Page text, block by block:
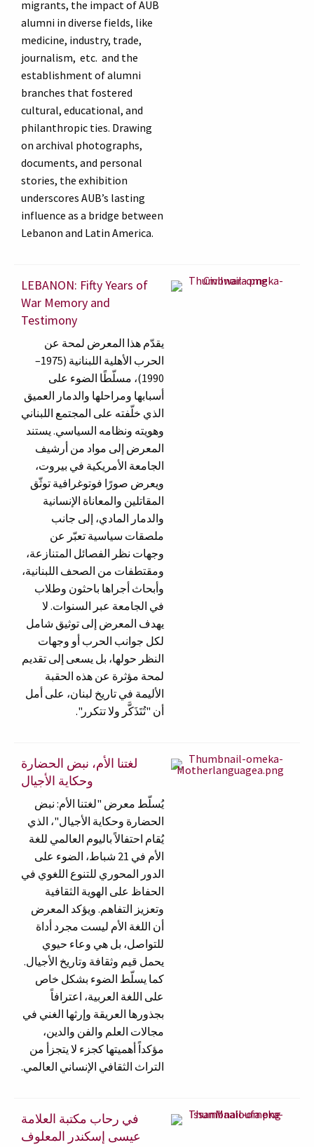
migrants, the impact of AUB
alumni in diverse fields, like
medicine, industry, trade,
journalism, etc. and the
establishment of alumni
branches that fostered
cultural, educational, and
philanthropic ties. Drawing
on archival photographs,
documents, and personal
stories, the exhibition
underscores AUB’s lasting
influence as a bridge between
Lebanon and Latin America.
LEBANON: Fifty Years of
War Memory and
Testimony
يقدّم هذا المعرض لمحة عن
الحرب الأهلية اللبنانية (1975–
1990)، مسلّطًا الضوء على
أسبابها ومراحلها والدمار العميق
الذي خلّفته على المجتمع اللبناني
وهويته ونظامه السياسي. يستند
المعرض إلى مواد من أرشيف
الجامعة الأمريكية في بيروت،
ويعرض صورًا فوتوغرافية توثّق
المقاتلين والمعاناة الإنسانية
والدمار المادي، إلى جانب
ملصقات سياسية تعبّر عن
وجهات نظر الفصائل المتنازعة،
ومقتطفات من الصحف اللبنانية،
وأبحاث أجراها باحثون وطلاب
في الجامعة عبر السنوات. لا
يهدف المعرض إلى توثيق شامل
لكل جوانب الحرب أو وجهات
النظر حولها، بل يسعى إلى تقديم
لمحة مؤثرة عن هذه الحقبة
الأليمة في تاريخ لبنان، على أمل
أن "تُتَذَكَّر ولا تتكرر".
لغتنا الأم، نبض الحضارة
وحكاية الأجيال
يُسلّط معرض "لغتنا الأم: نبض
الحضارة وحكاية الأجيال"، الذي
يُقام احتفالاً باليوم العالمي للغة
الأم في 21 شباط، الضوء على
الدور المحوري للتنوع اللغوي في
الحفاظ على الهوية الثقافية
وتعزيز التفاهم. ويؤكد المعرض
أن اللغة الأم ليست مجرد أداة
للتواصل، بل هي وعاء حيوي
يحمل قيم وثقافة وتاريخ الأجيال.
كما يسلّط الضوء بشكل خاص
على اللغة العربية، اعترافاً
بجذورها العريقة وإرثها الغني في
مجالات العلم والفن والدين،
مؤكداً أهميتها كجزء لا يتجزأ من
التراث الثقافي الإنساني العالمي.
في رحاب مكتبة العلامة
عيسى إسكندر المعلوف